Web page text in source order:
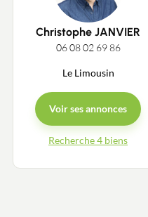
Christophe JANVIER
06 08 02 69 86
Le Limousin
Voir ses annonces
Recherche 4 biens